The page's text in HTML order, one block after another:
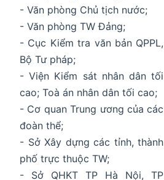
- Văn phòng Chủ tịch nước;
- Văn phòng TW Đảng;
- Cục Kiểm tra văn bản QPPL,
Bộ Tư pháp;
- Viện Kiểm sát nhân dân tối
cao; Toà án nhân dân tối cao;
- Cơ quan Trung ương của các
đoàn thể;
- Sở Xây dựng các tỉnh, thành
phố trực thuộc TW;
- Sở QHKT TP Hà Nội, TP